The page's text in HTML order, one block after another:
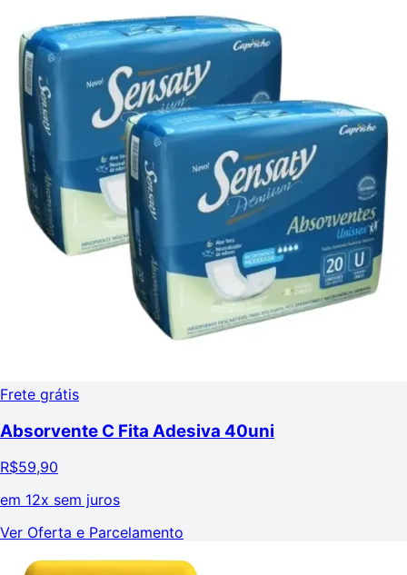
Frete grátis
Absorvente C Fita Adesiva 40uni
R$59,90
em 12x sem juros
Ver Oferta e Parcelamento